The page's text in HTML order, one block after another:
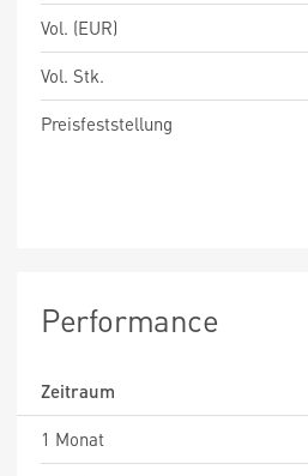
Vol. (EUR)
Vol. Stk.
Preisfeststellung
Performance
Zeitraum
1 Monat